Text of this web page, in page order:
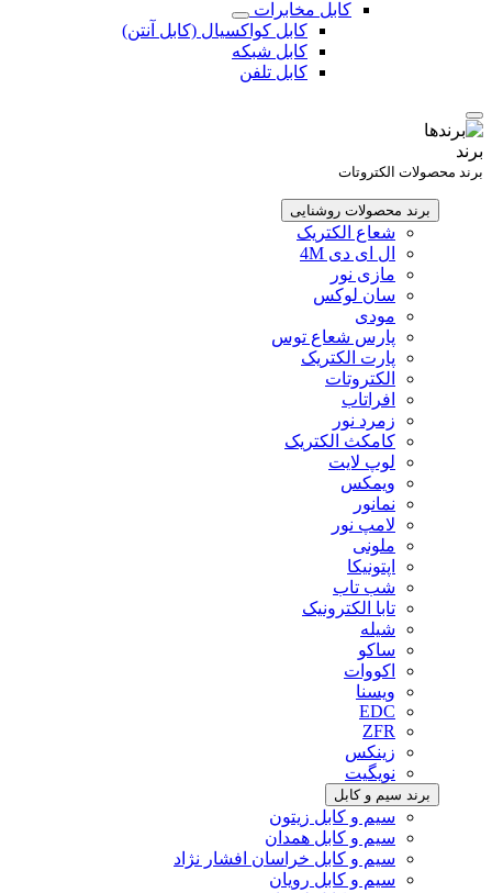
کابل مخابرات
کابل کواکسیال (کابل آنتن)
کابل شبکه
کابل تلفن
برند
برند محصولات الکتروتات
برند محصولات روشنایی
شعاع الکتریک
ال ای دی 4M
مازی نور
سان لوکس
مودی
پارس شعاع توس
پارت الکتریک
الکتروتات
افراتاب
زمرد نور
کامکث الکتریک
لوپ لایت
ویمکس
نمانور
لامپ نور
ملونی
اپتونیکا
شب تاب
تابا الکترونیک
شیله
ساکو
اکووات
ویسنا
EDC
ZFR
زینکس
نویگیت
برند سیم و کابل
سیم و کابل زیتون
سیم و کابل همدان
سیم و کابل خراسان افشار نژاد
سیم و کابل رویان